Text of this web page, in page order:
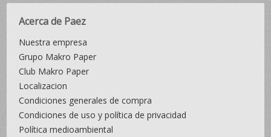
Acerca de Paez
Nuestra empresa
Grupo Makro Paper
Club Makro Paper
Localizacion
Condiciones generales de compra
Condiciones de uso y política de privacidad
Política medioambiental